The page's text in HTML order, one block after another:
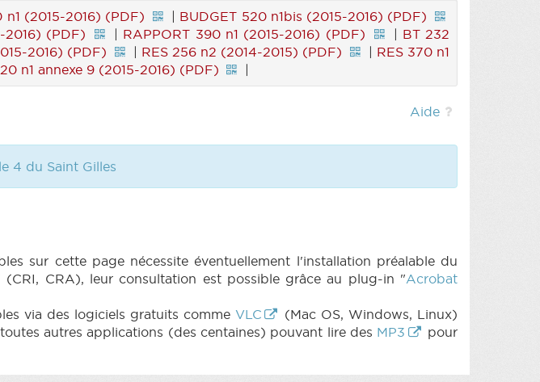
n1 (2015-2016) (PDF) | BUDGET 520 n1bis (2015-2016) (PDF)
2016) (PDF) | RAPPORT 390 n1 (2015-2016) (PDF) | BT 232
2016) (PDF) | RES 256 n2 (2014-2015) (PDF) | RES 370 n1
n1 annexe 9 (2015-2016) (PDF) |
Aide
4 du Saint Gilles
sur cette page nécessite éventuellement l'installation préalable du
CRA), leur consultation est possible grâce au plug-in "Acrobat
via des logiciels gratuits comme VLC
(Mac OS, Windows, Linux)
autres applications (des centaines) pouvant lire des MP3
pour